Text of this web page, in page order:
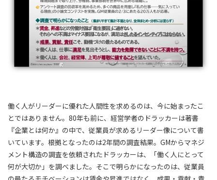
働く人がリーダーに優れた人間性を求めるのは、今に始まったこ
とではありません。80年も前に、経営学者のドラッカーは著書
『企業とは何か』の中で、従業員が求めるリーダー像について書
いています。根拠となったのは2年間の調査結果。GMからマネジ
メント構造の調査を依頼されたドラッカーは、「働く人にとって
何が大切か」を調べました。そこで明らかになったのは、従業員